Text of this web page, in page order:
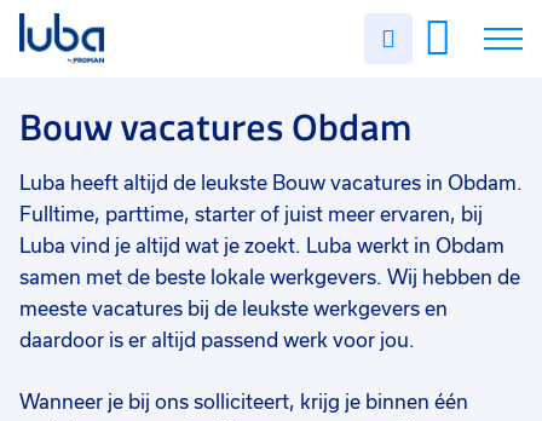
Uren
Vacatures
Over ons
Voor werkgevers
Contact
Bouw vacatures Obdam
Luba heeft altijd de leukste Bouw vacatures in Obdam.
Fulltime, parttime, starter of juist meer ervaren, bij
Luba vind je altijd wat je zoekt. Luba werkt in Obdam
samen met de beste lokale werkgevers. Wij hebben de
meeste vacatures bij de leukste werkgevers en
daardoor is er altijd passend werk voor jou.
Wanneer je bij ons solliciteert, krijg je binnen één
Filter vacatures
Vakgebied 0
Bouw
Opleidingsniveau
Hbo 2
Havo
Vwo 1
WO 1